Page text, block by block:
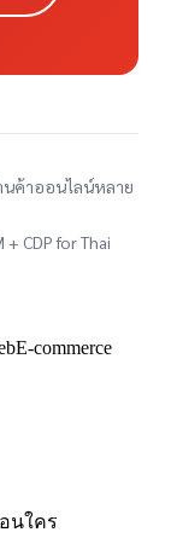
นค้าออนไลน์หลาย
+ CDP for Thai
E-commerce
นใคร